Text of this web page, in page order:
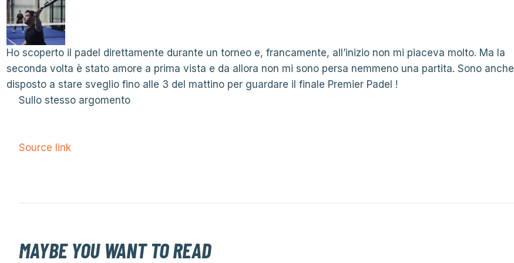
Ho scoperto il padel direttamente durante un torneo e, francamente, all’inizio non mi piaceva molto. Ma la
seconda volta è stato amore a prima vista e da allora non mi sono persa nemmeno una partita. Sono anche
disposto a stare sveglio fino alle 3 del mattino per guardare il finale Premier Padel !
Sullo stesso argomento
Source link
MAYBE YOU WANT TO READ